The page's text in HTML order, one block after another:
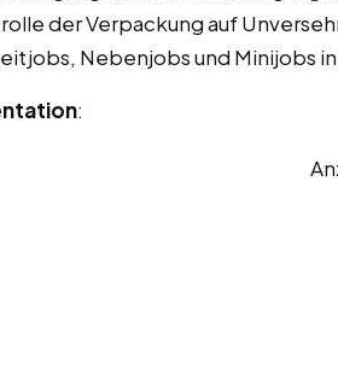
der Verpackung auf
Nebenjobs und Minijobs in
: